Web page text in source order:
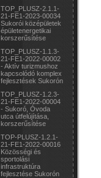
TOP_PLUSZ-2.1.1-
21-FE1-2023-00034
Sukorói középületek
épületenergetikai
korszerűsítése
TOP_PLUSZ-1.1.3-
21-FE1-2022-00002
- Aktív turizmushoz
kapcsolódó komplex
fejlesztések Sukorón
TOP_PLUSZ-1.2.3-
21-FE1-2022-00004
- Sukoró, Óvoda
utca útfelújítása,
korszerűsítése
TOP-PLUSZ-1.2.1-
21-FE1-2022-00016
Közösségi és
sportolási
infrastruktúra
fejlesztése Sukorón